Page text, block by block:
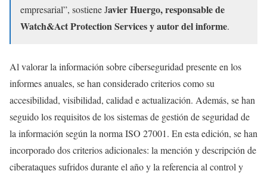
empresarial”, sostiene Javier Huergo, responsable de
Watch&Act Protection Services y autor del informe.
Al valorar la información sobre ciberseguridad presente en los
informes anuales, se han considerado criterios como su
accesibilidad, visibilidad, calidad e actualización. Además, se han
seguido los requisitos de los sistemas de gestión de seguridad de
la información según la norma ISO 27001. En esta edición, se han
incorporado dos criterios adicionales: la mención y descripción de
ciberataques sufridos durante el año y la referencia al control y